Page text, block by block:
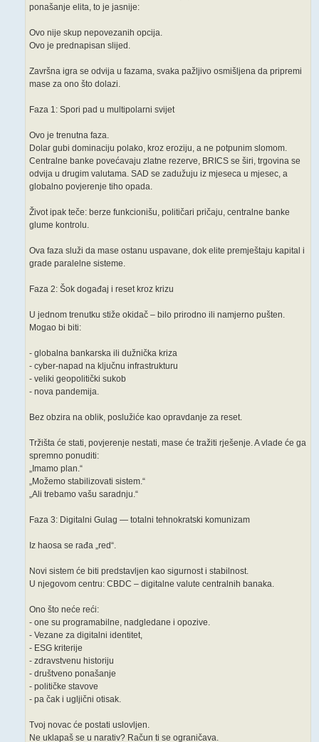
ponašanje elita, to je jasnije:
Ovo nije skup nepovezanih opcija.
Ovo je prednapisan slijed.
Završna igra se odvija u fazama, svaka pažljivo osmišljena da pripremi
mase za ono što dolazi.
Faza 1: Spori pad u multipolarni svijet
Ovo je trenutna faza.
Dolar gubi dominaciju polako, kroz eroziju, a ne potpunim slomom.
Centralne banke povećavaju zlatne rezerve, BRICS se širi, trgovina se
odvija u drugim valutama. SAD se zadužuju iz mjeseca u mjesec, a
globalno povjerenje tiho opada.
Život ipak teče: berze funkcionišu, političari pričaju, centralne banke
glume kontrolu.
Ova faza služi da mase ostanu uspavane, dok elite premještaju kapital i
grade paralelne sisteme.
Faza 2: Šok događaj i reset kroz krizu
U jednom trenutku stiže okidač – bilo prirodno ili namjerno pušten.
Mogao bi biti:
- globalna bankarska ili dužnička kriza
- cyber-napad na ključnu infrastrukturu
- veliki geopolitički sukob
- nova pandemija.
Bez obzira na oblik, poslužiće kao opravdanje za reset.
Tržišta će stati, povjerenje nestati, mase će tražiti rješenje. A vlade će ga
spremno ponuditi:
„Imamo plan.“
„Možemo stabilizovati sistem.“
„Ali trebamo vašu saradnju.“
Faza 3: Digitalni Gulag — totalni tehnokratski komunizam
Iz haosa se rađa „red“.
Novi sistem će biti predstavljen kao sigurnost i stabilnost.
U njegovom centru: CBDC – digitalne valute centralnih banaka.
Ono što neće reći:
- one su programabilne, nadgledane i opozive.
- Vezane za digitalni identitet,
- ESG kriterije
- zdravstvenu historiju
- društveno ponašanje
- političke stavove
- pa čak i ugljični otisak.
Tvoj novac će postati uslovljen.
Ne uklapaš se u narativ? Račun ti se ograničava.